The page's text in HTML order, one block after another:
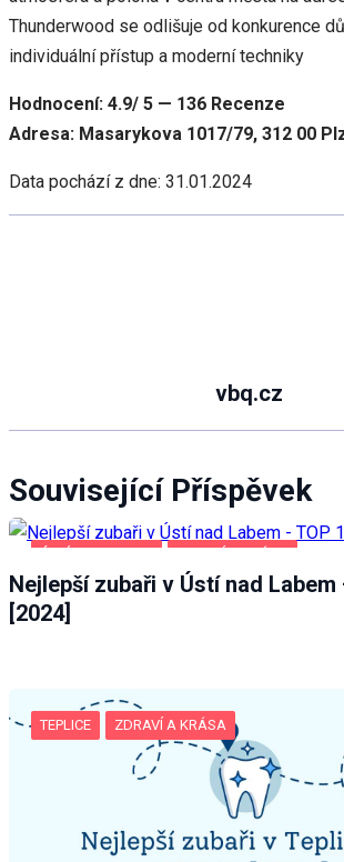
Thunderwood se odlišuje od konkurence
individuální přístup a moderní techniky
Hodnocení: 4.9/ 5 — 136 Recenze
Adresa: Masarykova 1017/79, 312 00
Data pochází z dne: 31.01.2024
vbq.cz
Související Příspěvek
Nejlepší zubaři v Ústí nad Labem
[2024]
TEPLICE ZDRAVÍ A KRÁSA